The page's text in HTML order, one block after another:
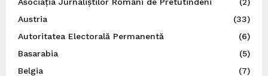
Austria
(33)
Autoritatea Electorală Permanentă
(6)
Basarabia
(5)
Belgia
(7)